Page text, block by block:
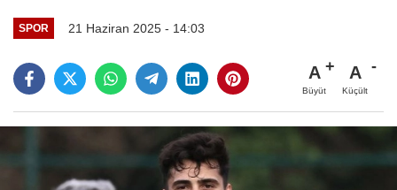
SPOR 21 Haziran 2025 - 14:03
A
Büyüt
A
Küçült